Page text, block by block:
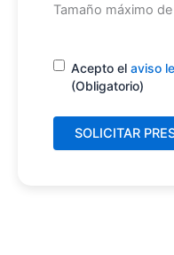
Tamaño máximo
Consentimiento
Acepto el aviso
(Obligatorio)